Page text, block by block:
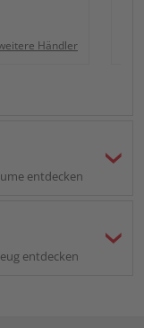
Händler
entdecken
entdecken